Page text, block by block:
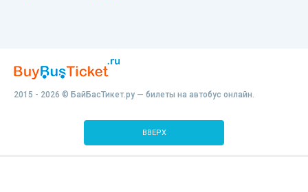
2015 - 2026 © БайБасТикет.ру — билеты на автобус онлайн.
ВВЕРХ